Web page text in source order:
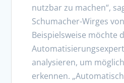
nutzbar zu machen“,
Schumacher-Wirges von
Beispielsweise möchte
analysieren, um
erkennen.